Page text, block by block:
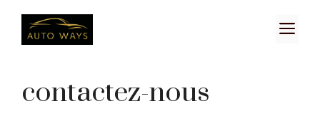
contenu
contactez-nous